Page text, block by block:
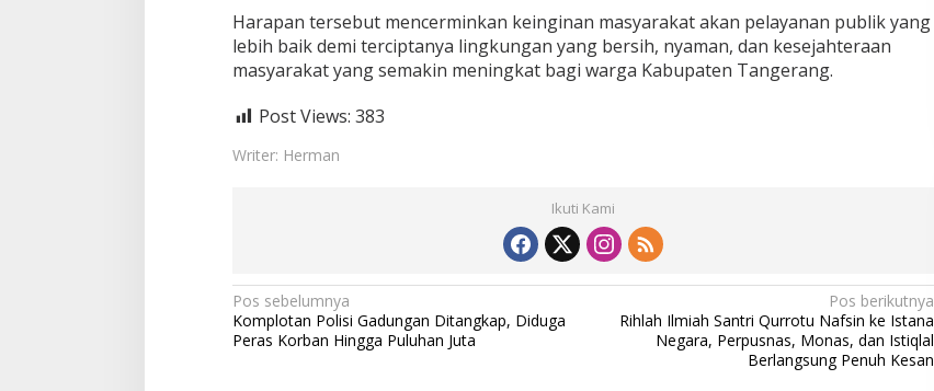
Harapan tersebut mencerminkan keinginan masyarakat akan pelayanan publik yang
lebih baik demi terciptanya lingkungan yang bersih, nyaman, dan kesejahteraan
masyarakat yang semakin meningkat bagi warga Kabupaten Tangerang.
Post Views: 383
Writer: Herman
Ikuti Kami
N
a
Pos sebelumnya
Komplotan Polisi Gadungan Ditangkap, Diduga
Peras Korban Hingga Puluhan Juta
Pos berikutnya
Rihlah Ilmiah Santri Qurrotu Nafsin ke Istana
Negara, Perpusnas, Monas, dan Istiqlal
Berlangsung Penuh Kesan